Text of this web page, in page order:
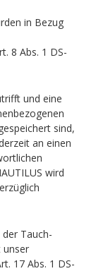
in Bezug
8 Abs. 1 DS-
und eine
sind,
an einen
wird
Tauch-
unser
17 Abs. 1 DS-